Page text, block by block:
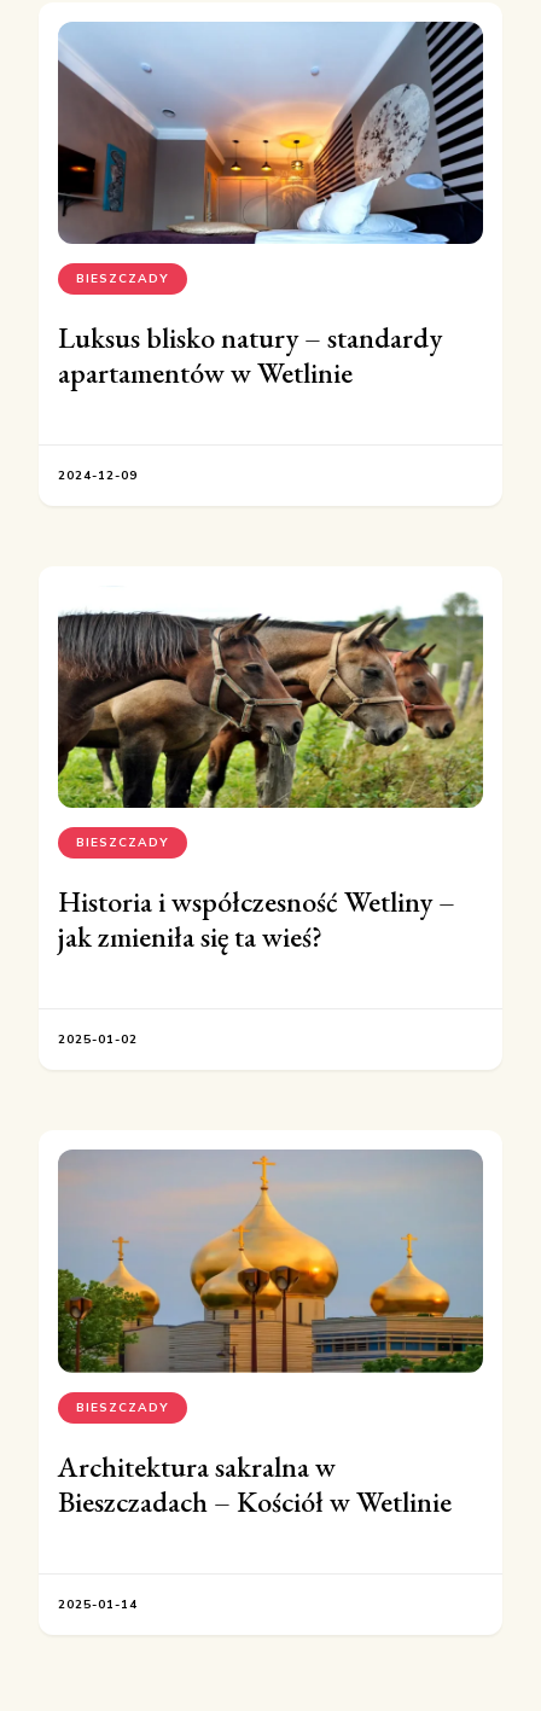
BIESZCZADY
Luksus blisko natury – standardy
apartamentów w Wetlinie
2024-12-09
BIESZCZADY
Historia i współczesność Wetliny –
jak zmieniła się ta wieś?
2025-01-02
BIESZCZADY
Architektura sakralna w
Bieszczadach – Kościół w Wetlinie
2025-01-14